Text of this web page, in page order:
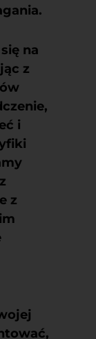
na
z
i
z